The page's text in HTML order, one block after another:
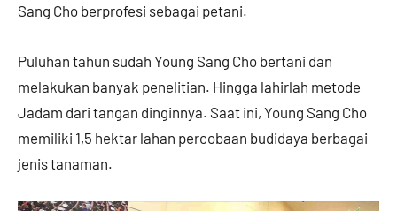
Sang Cho berprofesi sebagai petani.
Puluhan tahun sudah Young Sang Cho bertani dan
melakukan banyak penelitian. Hingga lahirlah metode
Jadam dari tangan dinginnya. Saat ini, Young Sang Cho
memiliki 1,5 hektar lahan percobaan budidaya berbagai
jenis tanaman.